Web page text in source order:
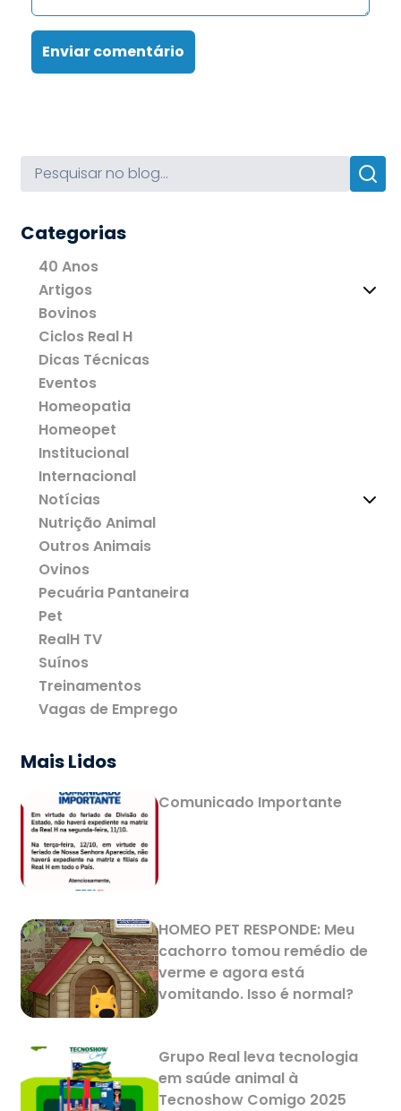
Enviar comentário
Categorias
40 Anos
Artigos
Bovinos
Ciclos Real H
Dicas Técnicas
Eventos
Homeopatia
Homeopet
Institucional
Internacional
Notícias
Nutrição Animal
Outros Animais
Ovinos
Pecuária Pantaneira
Pet
RealH TV
Suínos
Treinamentos
Vagas de Emprego
Mais Lidos
Comunicado Importante
HOMEO PET RESPONDE: Meu
cachorro tomou remédio de
verme e agora está
vomitando. Isso é normal?
Grupo Real leva tecnologia
em saúde animal à
Tecnoshow Comigo 2025